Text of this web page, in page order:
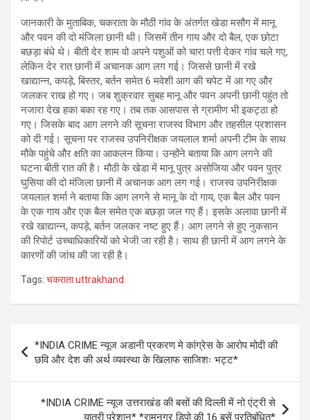
जानकारी के मुताबिक, चकराता के मौठी गांव के अंतर्गत खेडा मसौग में मानू
और पवन की दो मंजिला छानी थी। जिसमें तीन गाय और दो बैल, एक छोटा
बछड़ा बंधे थे। बीती देर शाम वो अपने पशुओं को चारा पत्ती देकर गांव चले गए,
लेकिन देर रात छानी में अचानक आग लग गई। जिससे छानी में रखे
खाद्यान्न, कपड़े, बिस्तर, बर्तन समेत 6 मवेशी आग की चपेट में आ गए और
जलकर राख हो गए। जब शुक्रवार सुबह मानू और पवन अपनी छानी पहुंत तो
नजारा देख हका बका रह गए। तब तक आसपास से ग्रामीण भी इकट्ठा हो
गए। जिसके बाद आग लगने की सूचना राजस्व विभाग और तहसील प्रशासन
को दी गई। सूचना पर राजस्व उपनिरीक्षक जयलाल शर्मा अपनी टीम के साथ
मौके पहुंचे और क्षति का आकलन किया। उन्होंने बताया कि आग लगने की
घटना बीती रात की है। मौठी के खेडा में मानू पुत्र असोजिया और पवन पुत्र
घुसिया की दो मंजिला छानी में अचानक आग लग गई। राजस्व उपनिरीक्षक
जयलाल शर्मा ने बताया कि आग लगने से मानू के दो गाय, एक बैल और पवन
के एक गाय और एक बैल समेत एक बछड़ा जल गए हैं। इसके अलावा छानी में
रखे खाद्यान्न, कपड़े, बर्तन जलकर नष्ट हुए हैं। आग लगने से हुए नुकसान
की रिपोर्ट उच्चाधिकारियों को भेजी जा रही है। साथ ही छानी में आग लगने के
कारणों की जांच की जा रही है।
Tags: चकराता uttrakhand
navigation
*INDIA CRIME न्यूज अडानी प्रकरण मे कांग्रेस के आरोप मोदी की
छवि और देश की अर्थ व्यवस्था के खिलाफ साजिशः भट्ट*
*INDIA CRIME न्यूज उत्तराखंड की बसों की दिल्ली में नो एंट्री से
यात्री परेशान* *रामनगर डिपो की 16 बसें प्रतिबंधित*